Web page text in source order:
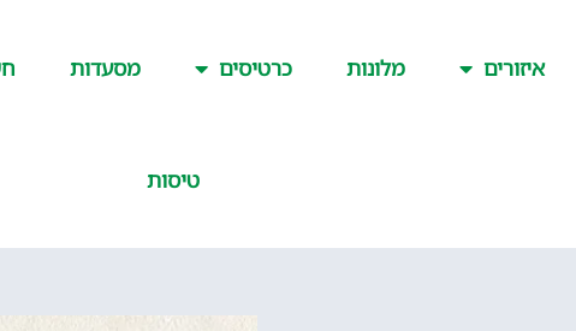
איזורים מלונות כרטיסים מסעדות
טיסות